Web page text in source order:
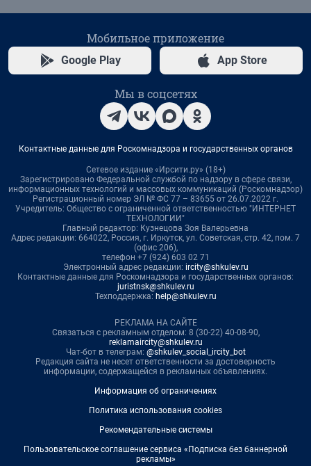
Мобильное приложение
Google Play App Store
Мы в соцсетях
Контактные данные для Роскомнадзора и государственных органов
Сетевое издание «Ирсити.ру» (18+)
Зарегистрировано Федеральной службой по надзору в сфере связи,
информационных технологий и массовых коммуникаций (Роскомнадзор)
Регистрационный номер ЭЛ № ФС 77 – 83655 от 26.07.2022 г.
Учредитель: Общество с ограниченной ответственностью "ИНТЕРНЕТ
ТЕХНОЛОГИИ"
Главный редактор: Кузнецова Зоя Валерьевна
Адрес редакции: 664022, Россия, г. Иркутск, ул. Советская, стр. 42, пом. 7
(офис 206),
телефон +7 (924) 603 02 71
Электронный адрес редакции: ircity@shkulev.ru
Контактные данные для Роскомнадзора и государственных органов:
juristnsk@shkulev.ru
Техподдержка: help@shkulev.ru
РЕКЛАМА НА САЙТЕ
Связаться с рекламным отделом: 8 (30-22) 40-08-90,
reklamaircity@shkulev.ru
Чат-бот в телеграм: @shkulev_social_ircity_bot
Редакция сайта не несет ответственности за достоверность
информации, содержащейся в рекламных объявлениях.
Информация об ограничениях
Политика использования cookies
Рекомендательные системы
Пользовательское соглашение сервиса «Подписка без баннерной
рекламы»